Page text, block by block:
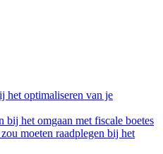
het optimaliseren van je
bij het omgaan met fiscale boetes
moeten raadplegen bij het